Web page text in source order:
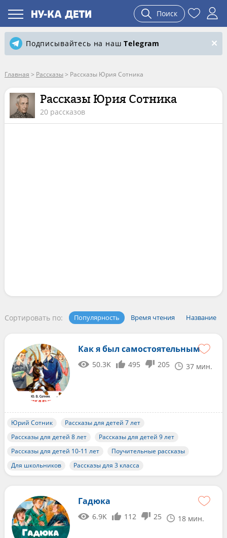
Поиск
Подписывайтесь на нашTelegram
Главная > Рассказы > Рассказы Юрия Сотника
Рассказы Юрия Сотника
20 рассказов
Сортировать по: Популярность Время чтения Название
Как я был самостоятельным
50.3K 495 205 37 мин.
Юрий Сотник
Рассказы для детей 7 лет
Рассказы для детей 8 лет
Рассказы для детей 9 лет
Рассказы для детей 10-11 лет
Поучительные рассказы
Для школьников
Рассказы для 3 класса
Гадюка
6.9K 112 25 18 мин.